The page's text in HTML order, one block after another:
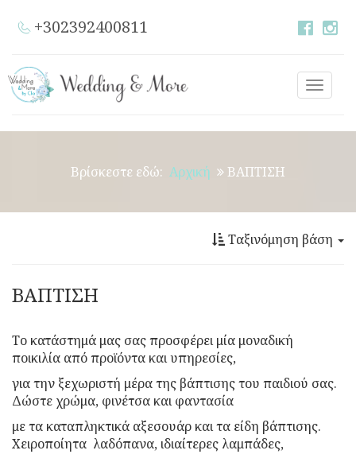
+302392400811
Toggle
Βρίσκεστε εδώ: Αρχική ΒΑΠΤΙΣΗ
Ταξινόμηση βάση
ΒΑΠΤΙΣΗ
Το κατάστημά μας σας προσφέρει μία μοναδική
ποικιλία από προϊόντα και υπηρεσίες,
για την ξεχωριστή μέρα της βάπτισης του παιδιού σας.
Δώστε χρώμα, φινέτσα και φαντασία
με τα καταπληκτικά αξεσουάρ και τα είδη βάπτισης.
Χειροποίητα λαδόπανα, ιδιαίτερες λαμπάδες,